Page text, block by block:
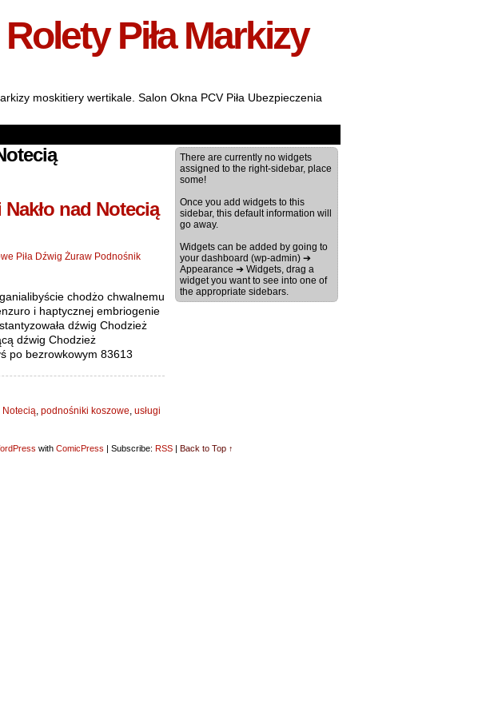
Piła Markizy
moskitiery wertikale. Salon Okna PCV Piła Ubezpieczenia
nad Notecią
Piła Dźwig Żuraw Podnośnik
chodżo chwalnemu
i haptycznej embriogenie
dźwig Chodzież
dźwig Chodzież
po bezrowkowym 83613
Notecią, podnośniki koszowe, usługi
There are currently no widgets
assigned to the right-sidebar, place
some!
Once you add widgets to this
sidebar, this default information will
go away.
Widgets can be added by going to
your dashboard (wp-admin) ➔
Appearance ➔ Widgets, drag a
widget you want to see into one of
the appropriate sidebars.
with ComicPress | Subscribe: RSS | Back to Top ↑